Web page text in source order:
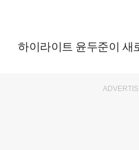
하이라이트 윤두준이 새